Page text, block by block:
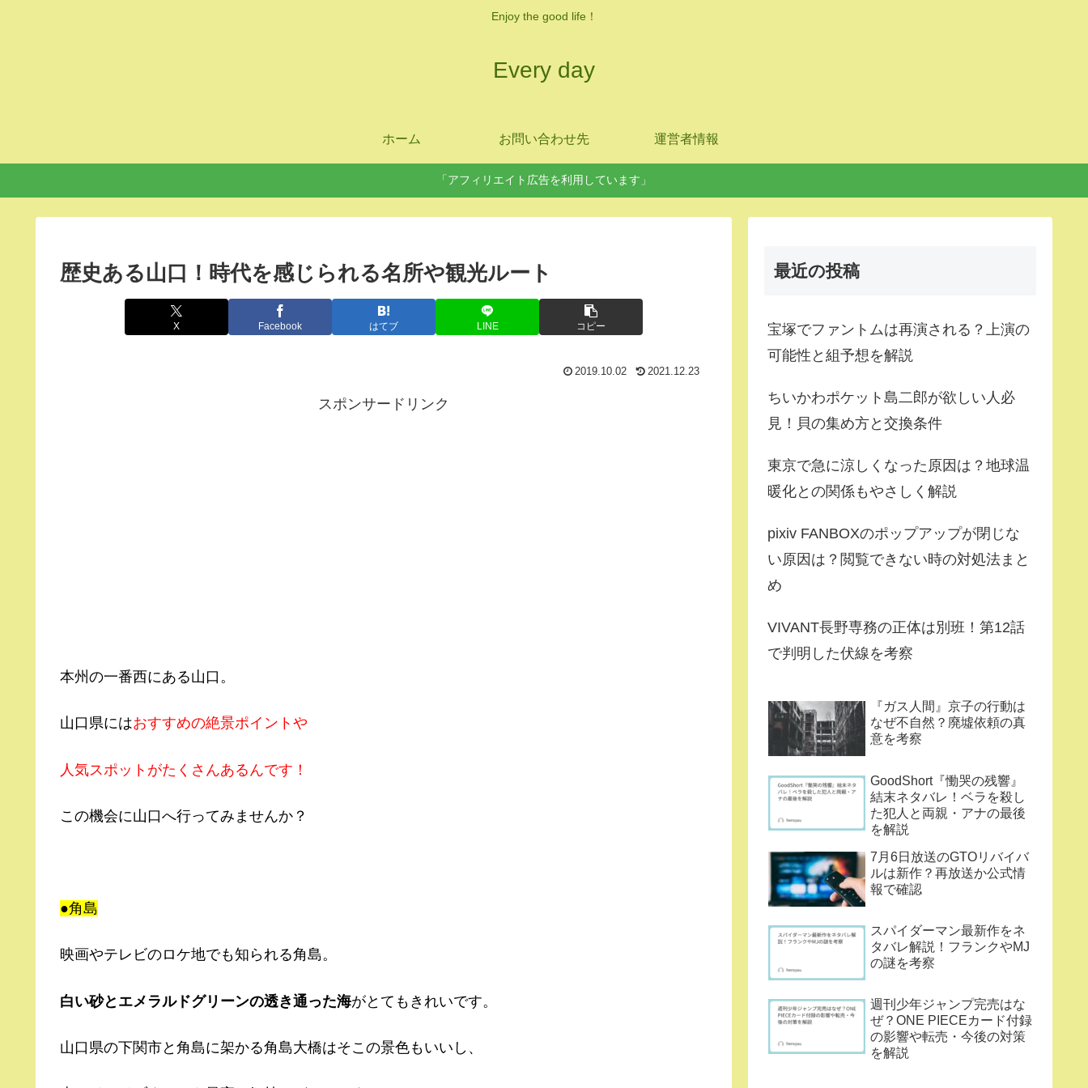
Enjoy the good life！
Every day
ホーム お問い合わせ先 運営者情報
「アフィリエイト広告を利用しています」
歴史ある山口！時代を感じられる名所や観光ルート
X Facebook はてブ LINE コピー
2019.10.02 2021.12.23
スポンサードリンク
本州の一番西にある山口。
山口県にはおすすめの絶景ポイントや
人気スポットがたくさんあるんです！
この機会に山口へ行ってみませんか？
●角島
映画やテレビのロケ地でも知られる角島。
白い砂とエメラルドグリーンの透き通った海がとてもきれいです。
山口県の下関市と角島に架かる角島大橋はそこの景色もいいし、
最近の投稿
宝塚でファントムは再演される？上演の
可能性と組予想を解説
ちいかわポケット島二郎が欲しい人必
見！貝の集め方と交換条件
東京で急に涼しくなった原因は？地球温
暖化との関係もやさしく解説
pixiv FANBOXのポップアップが閉じな
い原因は？閲覧できない時の対処法まと
め
VIVANT長野専務の正体は別班！第12話
で判明した伏線を考察
『ガス人間』京子の行動は
なぜ不自然？廃墟依頼の真
意を考察
GoodShort『慟哭の残響』
結末ネタバレ！ベラを殺し
た犯人と両親・アナの最後
を解説
7月6日放送のGTOリバイバ
ルは新作？再放送か公式情
報で確認
スパイダーマン最新作をネ
タバレ解説！フランクやMJ
の謎を考察
週刊少年ジャンプ完売はな
ぜ？ONE PIECEカード付録
の影響や転売・今後の対策
を解説